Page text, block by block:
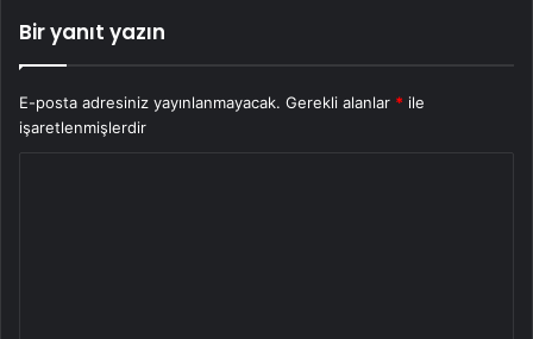
Bir yanıt yazın
E-posta adresiniz yayınlanmayacak. Gerekli alanlar * ile
işaretlenmişlerdir